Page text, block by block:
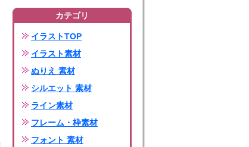
カテゴリ
イラストTOP
イラスト素材
ぬりえ 素材
シルエット 素材
ライン素材
フレーム・枠素材
フォント 素材